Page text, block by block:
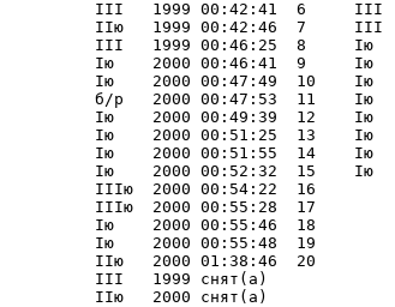
III   1999 00:42:41  6     III
IIю   1999 00:42:46  7     III
III   1999 00:46:25  8     Iю
Iю    2000 00:46:41  9     Iю
Iю    2000 00:47:49  10    Iю
б/р   2000 00:47:53  11    Iю
Iю    2000 00:49:39  12    Iю
Iю    2000 00:51:25  13    Iю
Iю    2000 00:51:55  14    Iю
Iю    2000 00:52:32  15    Iю
IIIю  2000 00:54:22  16
IIIю  2000 00:55:28  17
Iю    2000 00:55:46  18
Iю    2000 00:55:48  19
IIю   2000 01:38:46  20
III   1999 снят(а)
IIю   2000 снят(а)